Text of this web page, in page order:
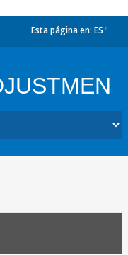
Esta página en: ES